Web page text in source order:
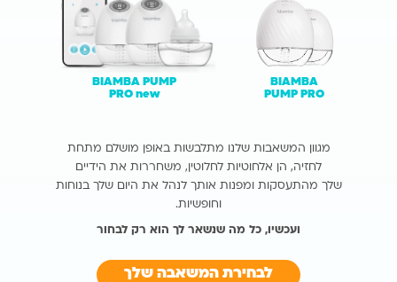
BIAMBA
PUMP PRO
BIAMBA PUMP
PROnew
מגוון המשאבות שלנו מתלבשות באופן מושלם מתחת
לחזיה, הן אלחוטיות לחלוטין, משחררות את הידיים
שלך מהתעסקות ומפנות אותך לנהל את היום שלך בנוחות
וחופשיות.
ועכשיו, כל מה שנשאר לך הוא רק לבחור
לבחירת המשאבה שלך